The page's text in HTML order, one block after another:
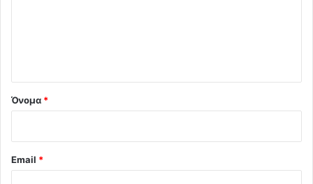
Όνομα *
Email *